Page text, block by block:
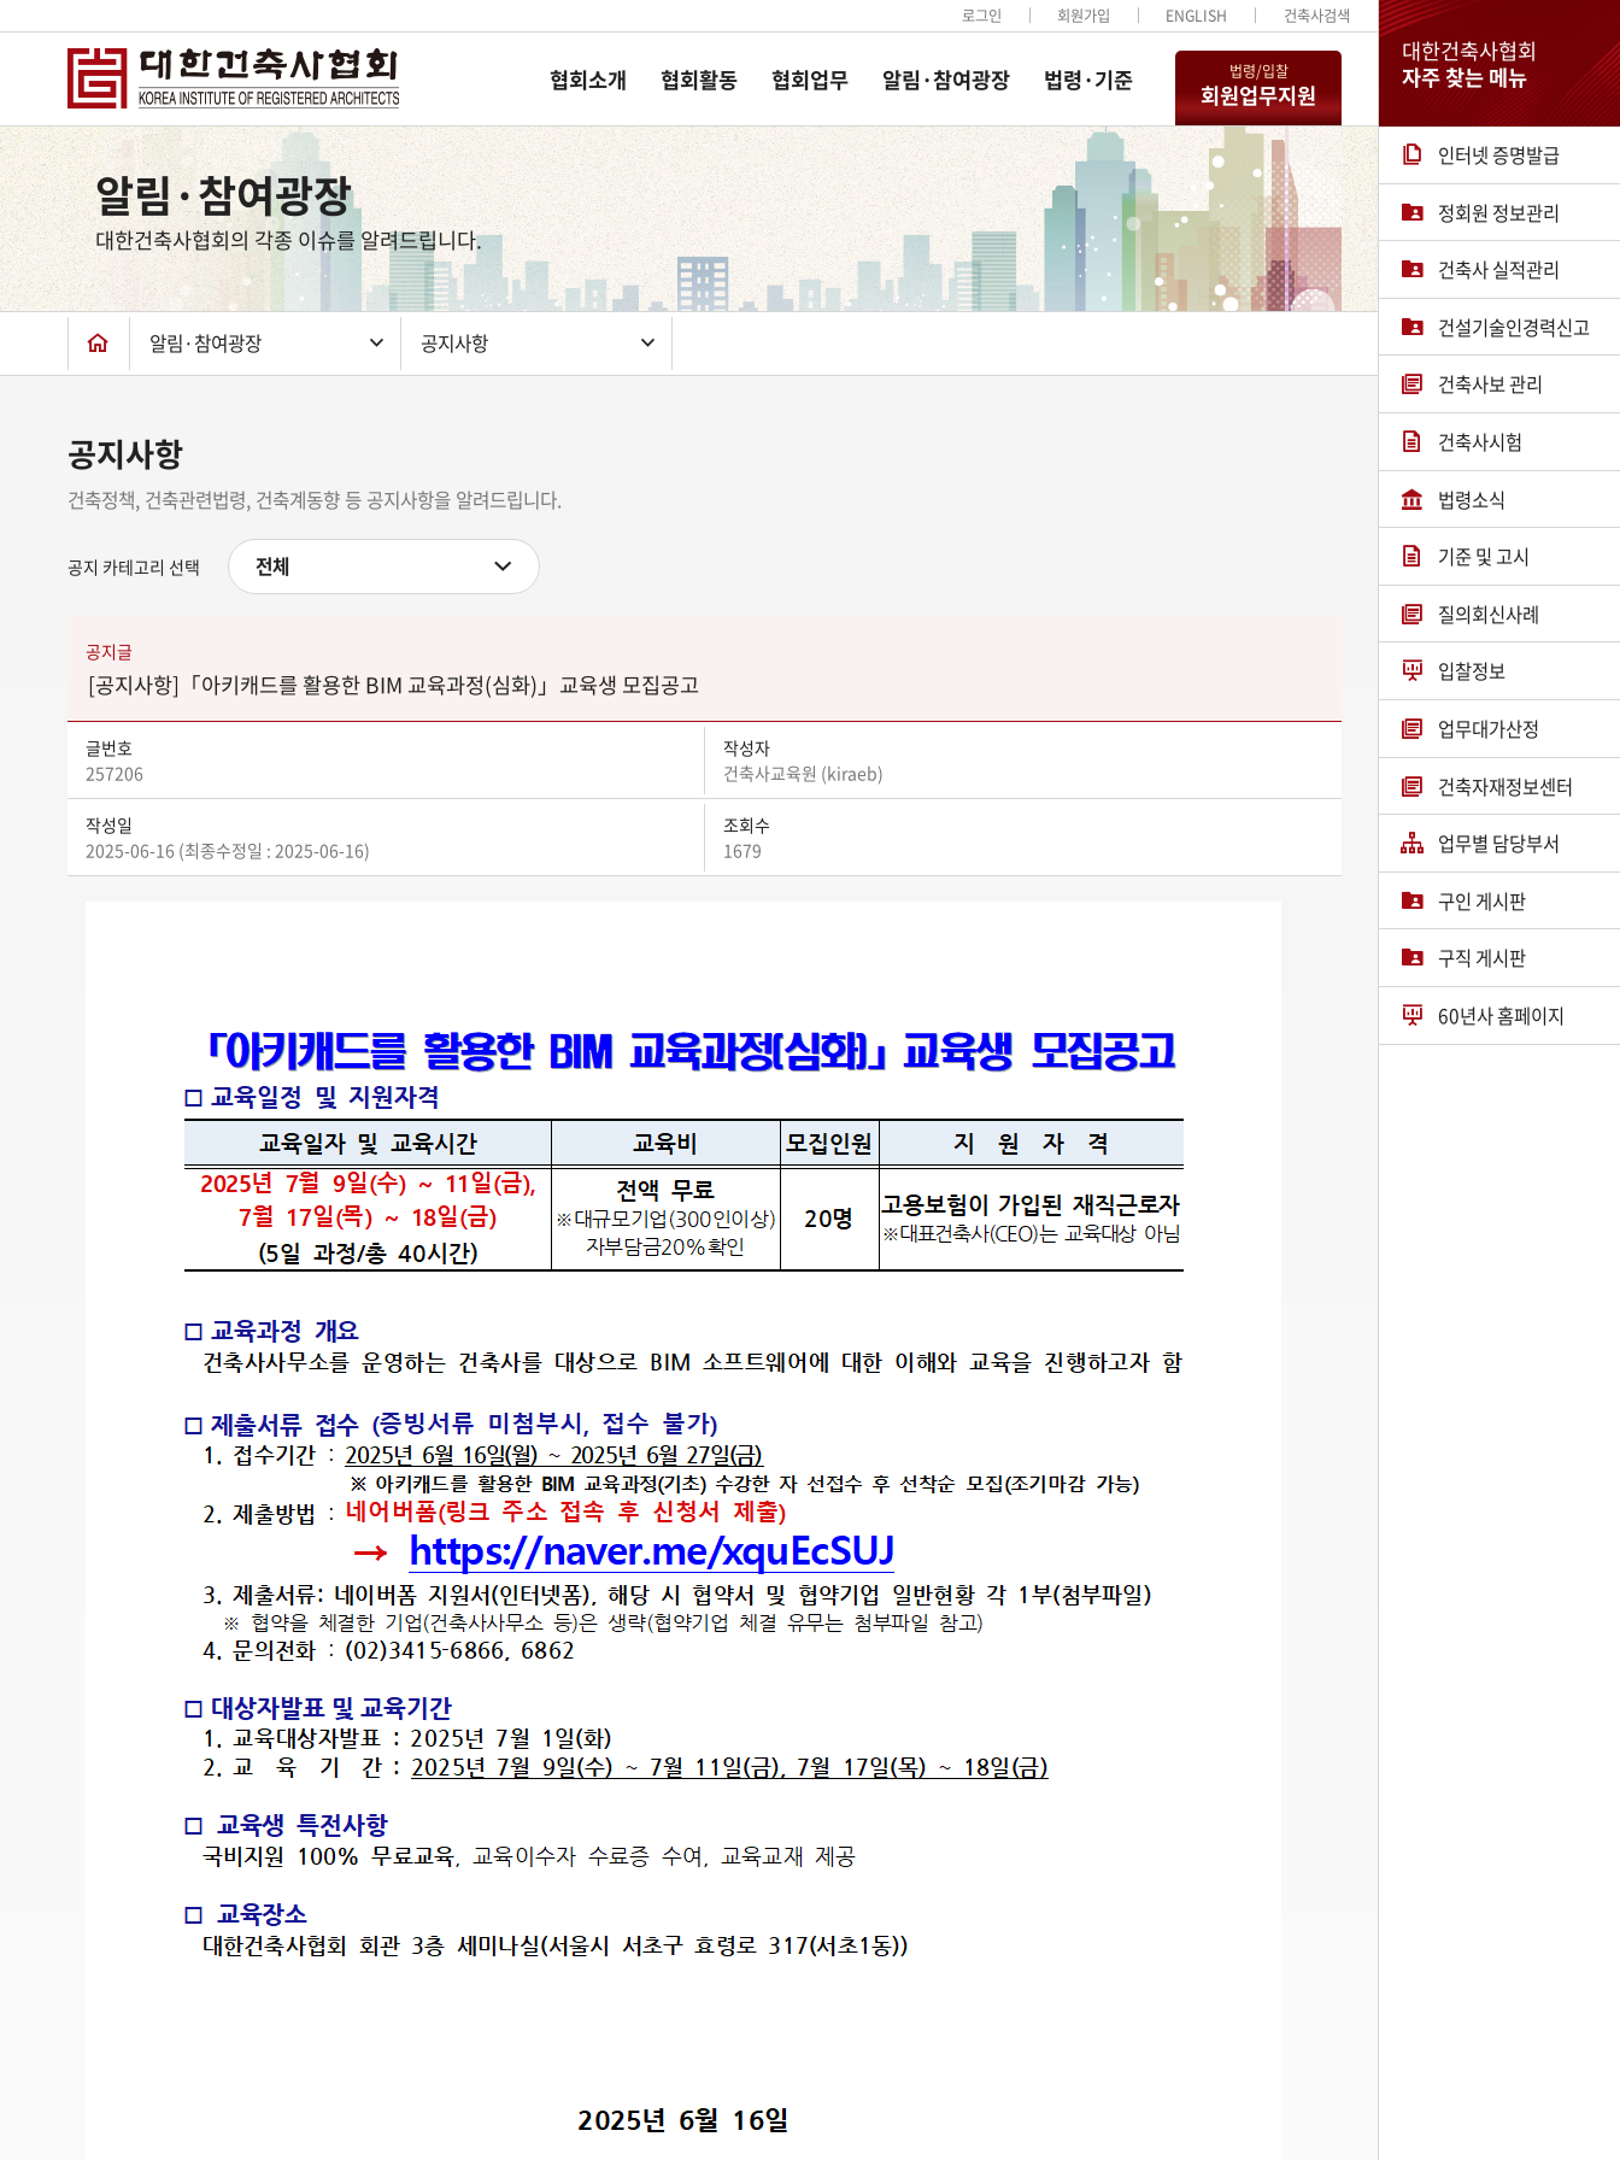
대한건축사협회
자주 찾는 메뉴
인터넷 증명발급
정회원 정보관리
건축사 실적관리
건설기술인경력신고
건축사보 관리
건축사시험
법령소식
기준 및 고시
질의회신사례
입찰정보
업무대가산정
건축자재정보센터
업무별 담당부서
구인 게시판
구직 게시판
60년사 홈페이지
로그인 회원가입 ENGLISH 건축사검색
협회소개 협회활동 협회업무 알림·참여광장 법령·기준 법령/입찰
회원업무지원
상
단
컨
텐
츠
하
단
알림·참여광장
대한건축사협회의 각종 이슈를 알려드립니다.
알림·참여광장 공지사항
공지사항
건축정책, 건축관련법령, 건축계동향 등 공지사항을 알려드립니다.
공지 카테고리 선택 전체
공지글
[공지사항]「아키캐드를 활용한 BIM 교육과정(심화)」교육생 모집공고
글번호
257206
작성자
건축사교육원 (kiraeb)
작성일
2025-06-16 (최종수정일 : 2025-06-16)
조회수
1679